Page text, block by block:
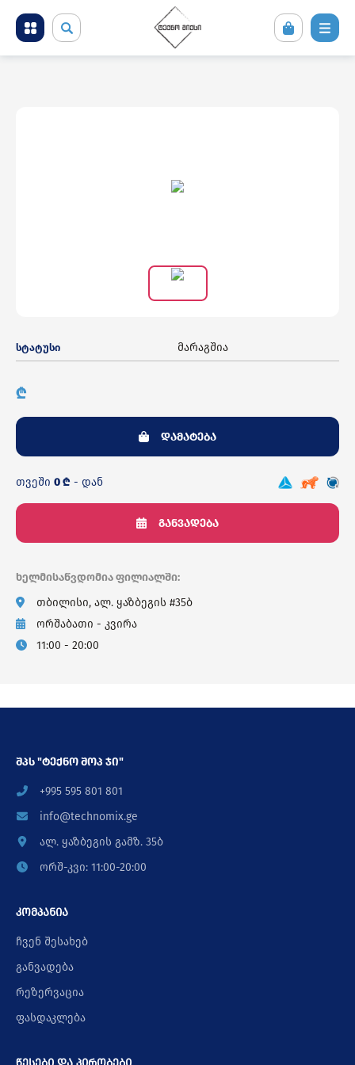
მობილური ტელეფონები და აქსესუარები
სტატუსი მარაგშია
₾
დამატება
თვეში 0 ₾ - დან
განვადება
ხელმისაწვდომია ფილიალში:
თბილისი, ალ. ყაზბეგის #35ბ
ორშაბათი - კვირა
11:00 - 20:00
შპს "ტექნო შოპ ჯი"
+995 595 801 801
info@technomix.ge
ალ. ყაზბეგის გამზ. 35ბ
ორშ-კვი: 11:00-20:00
კომპანია
ჩვენ შესახებ
განვადება
რეზერვაცია
ფასდაკლება